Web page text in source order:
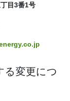
目3番1号
る変更につ